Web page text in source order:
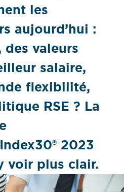
les
aujourd’hui :
des valeurs
salaire,
flexibilité,
RSE ? La
2023
voir plus clair.